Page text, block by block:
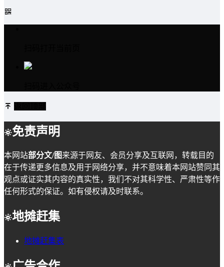
免责声明
本网站部分文/图来源于网友、会员分享及互联网，转载目的
在于传递更多信息及用于网络分享，并不意味着本网站赞同其
观点或证实其内容的真实性，我们不对其科学性、严肃性等作
任何形式的保证。如有侵权请及时联系。
地摊赶集
地摊赶集表